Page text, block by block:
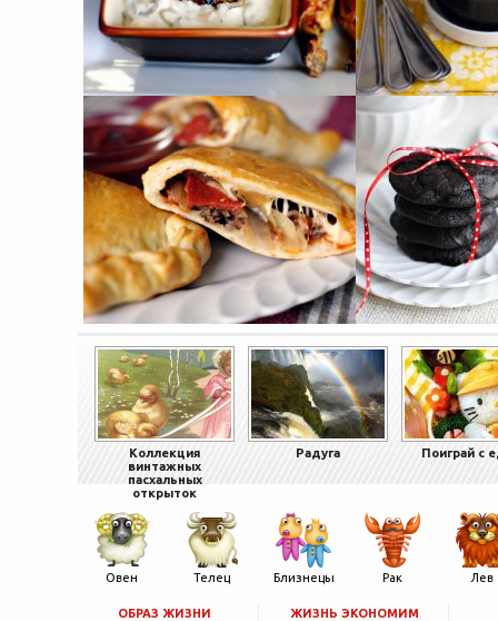
Коллекция
винтажных
пасхальных
открыток
Радуга Поиграй с
Овен Телец Близнецы Рак Лев
ОБРАЗ ЖИЗНИ
ЖИЗНЬ ЭКОНОМИМ